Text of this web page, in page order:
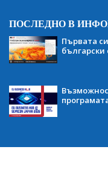
ПОСЛЕДНО В
Първата
български